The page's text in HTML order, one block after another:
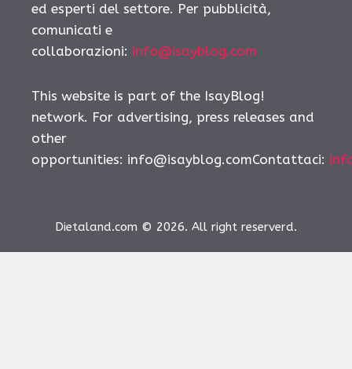
ed esperti del settore. Per pubblicità,
comunicati e
collaborazioni: info@isayblog.com
This website is part of the IsayBlog!
network. For advertising, press releases and
other
opportunities: info@isayblog.comContattaci:
Dietaland.com © 2026. All right reserverd.